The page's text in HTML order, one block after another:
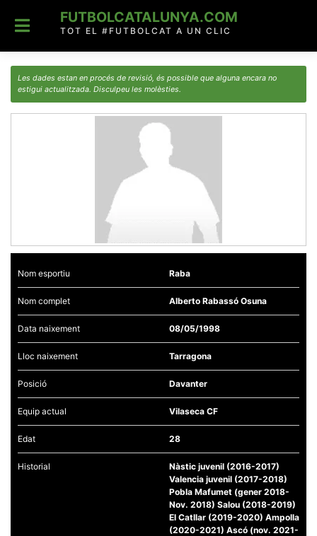
content
FUTBOLCATALUNYA.COM
TOT EL #FUTBOLCAT A UN CLIC
Les dades estan en procés de revisió, és possible que alguna encara no
estigui actualitzada. Disculpeu les molèsties.
Nom esportiu Raba
Nom complet Alberto Rabassó Osuna
Data naixement 08/05/1998
Lloc naixement Tarragona
Posició Davanter
Equip actual Vilaseca CF
Edat 28
Historial
Nàstic juvenil (2016-2017)
Valencia juvenil (2017-2018)
Pobla Mafumet (gener 2018-
Nov. 2018) Salou (2018-2019)
El Catllar (2019-2020) Ampolla
(2020-2021) Ascó (nov. 2021-
Necessàries
Aquestes
cookies no
són
necessàries
per al
funcionament
tècnic de la
web.